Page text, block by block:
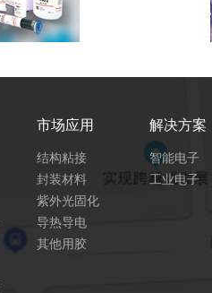
市场应用
结构粘接
封装材料
紫外光固化
导热导电
其他用胶
解决方案
智能电子
工业电子